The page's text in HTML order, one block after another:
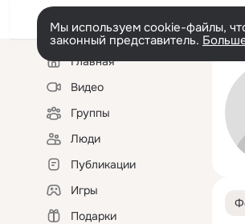
Мы используем cookie-файлы,
законный представитель.
Левая
колонкаГлавная
Видео
Группы
Люди
Публикации
Игры
Подарки